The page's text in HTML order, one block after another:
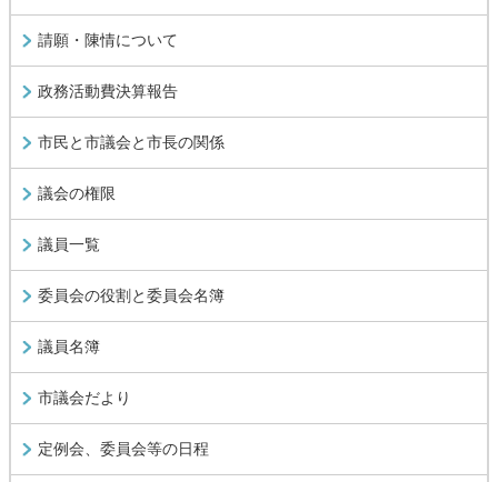
請願・陳情について
政務活動費決算報告
市民と市議会と市長の関係
議会の権限
議員一覧
委員会の役割と委員会名簿
議員名簿
市議会だより
定例会、委員会等の日程